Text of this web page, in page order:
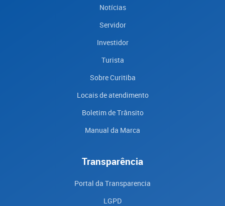
Notícias
Servidor
Investidor
Turista
Sobre Curitiba
Locais de atendimento
Boletim de Trânsito
Manual da Marca
Transparência
Portal da Transparencia
LGPD